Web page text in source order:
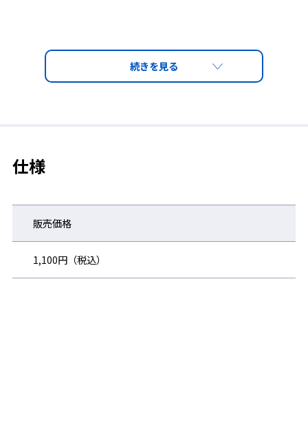
仕様
販売価格
1,100円（税込）